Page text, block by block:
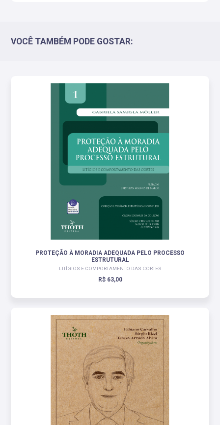
VOCÊ TAMBÉM PODE GOSTAR:
PROTEÇÃO À MORADIA ADEQUADA PELO PROCESSO
ESTRUTURAL
LITÍGIOS E COMPORTAMENTO DAS CORTES
R$ 63,00